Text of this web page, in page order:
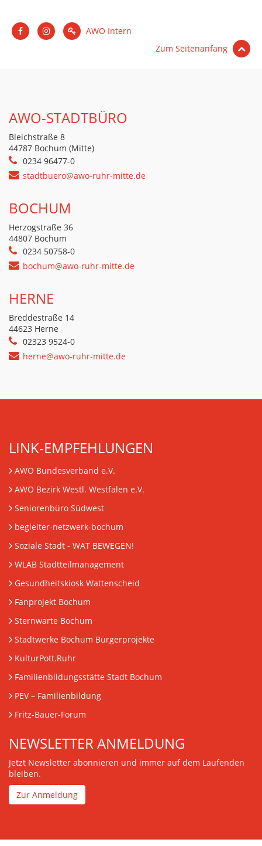
AWO Intern
Zum Seitenanfang
AWO-STADTBÜRO
Bleichstraße 8
44787 Bochum (Mitte)
0234 96477-0
stadtbuero@awo-ruhr-mitte.de
BOCHUM
Herzogstraße 36
44807 Bochum
0234 50758-0
bochum@awo-ruhr-mitte.de
HERNE
Breddestraße 14
44623 Herne
02323 9524-0
herne@awo-ruhr-mitte.de
LINK-EMPFEHLUNGEN
AWO Bundesverband e.V.
AWO Bezirk Westl. Westfalen e.V.
Seniorenbüro Südwest
begleiter-netzwerk-bochum
Soziale Stadt - WAT BEWEGEN!
WLAB Stadtteilmanagement
Gesundheitskiosk Wattenscheid
Fanprojekt Bochum
Sternwarte Bochum
Stadtwerke Bochum Bürgerprojekte
KulturPott.Ruhr
Familienbildungsstätte Stadt Bochum
PEV– Familienbildung
Fritz-Bauer-Forum
NEWSLETTER ANMELDUNG
Jetzt Newsletter abonnieren und immer auf dem Laufenden
bleiben.
Zur Anmeldung